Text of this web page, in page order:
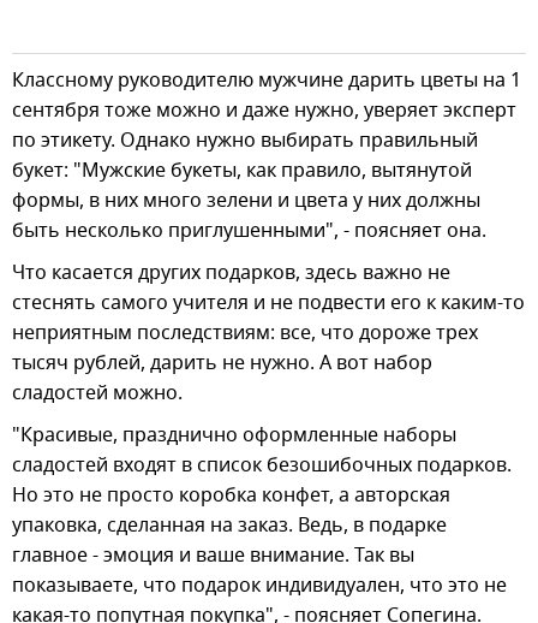
Классному руководителю мужчине дарить цветы на 1
сентября тоже можно и даже нужно, уверяет эксперт
по этикету. Однако нужно выбирать правильный
букет: "Мужские букеты, как правило, вытянутой
формы, в них много зелени и цвета у них должны
быть несколько приглушенными", - поясняет она.
Что касается других подарков, здесь важно не
стеснять самого учителя и не подвести его к каким-то
неприятным последствиям: все, что дороже трех
тысяч рублей, дарить не нужно. А вот набор
сладостей можно.
"Красивые, празднично оформленные наборы
сладостей входят в список безошибочных подарков.
Но это не просто коробка конфет, а авторская
упаковка, сделанная на заказ. Ведь, в подарке
главное - эмоция и ваше внимание. Так вы
показываете, что подарок индивидуален, что это не
какая-то попутная покупка", - поясняет Сопегина.